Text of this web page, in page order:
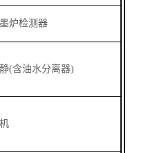
炉检测器
(含油水分离器)